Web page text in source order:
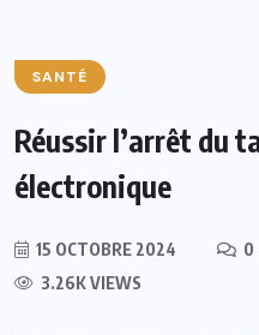
SANTÉ
Réussir l’arrêt du
électronique
15 OCTOBRE 2024
0
3.26K VIEWS